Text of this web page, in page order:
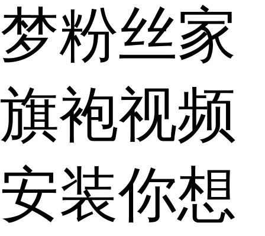
梦粉丝家
旗袍视频
安装你想